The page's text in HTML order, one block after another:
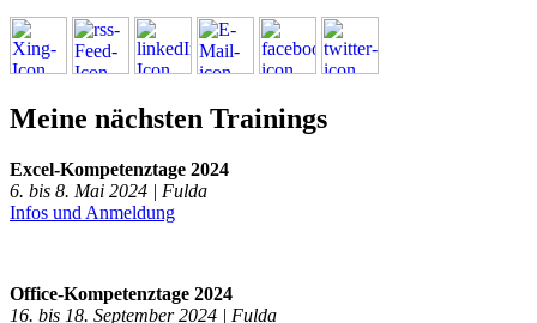
Meine nächsten Trainings
Excel-Kompetenztage 2024
6. bis 8. Mai 2024 | Fulda
Infos und Anmeldung
Office-Kompetenztage 2024
16. bis 18. September 2024 | Fulda